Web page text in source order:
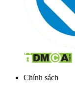
Chính sách